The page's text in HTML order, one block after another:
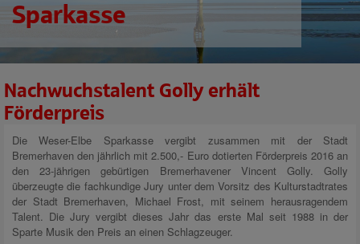
Sparkasse
Nachwuchstalent Golly erhält
Förderpreis
Die Weser-Elbe Sparkasse vergibt zusammen mit der Stadt
Bremerhaven den jährlich mit 2.500,- Euro dotierten Förderpreis 2016 an
den 23-jährigen gebürtigen Bremerhavener Vincent Golly. Golly
überzeugte die fachkundige Jury unter dem Vorsitz des Kulturstadtrates
der Stadt Bremerhaven, Michael Frost, mit seinem herausragendem
Talent. Die Jury vergibt dieses Jahr das erste Mal seit 1988 in der
Sparte Musik den Preis an einen Schlagzeuger.